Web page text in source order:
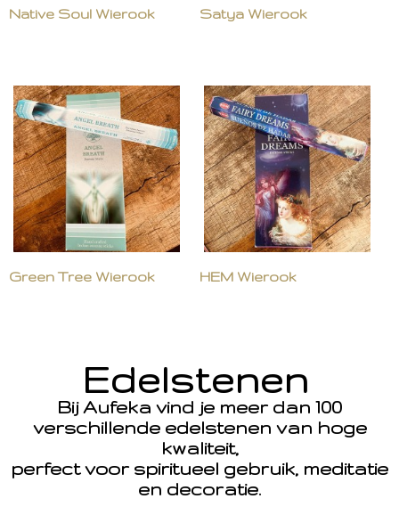
Native Soul Wierook Satya Wierook
Green Tree Wierook HEM Wierook
Edelstenen
Bij Aufeka vind je meer dan 100
verschillende edelstenen van hoge
kwaliteit,
perfect voor spiritueel gebruik, meditatie
en decoratie.